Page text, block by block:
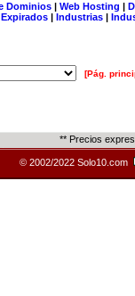
Dominios| Web Hosting |
| Industrias |
[Pág.
** Precios
© 2002/2022 Solo10.com